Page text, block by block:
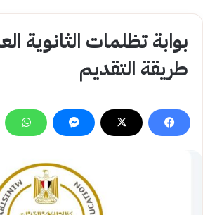
بوابة تظلمات الثانوية
طريقة التقديم